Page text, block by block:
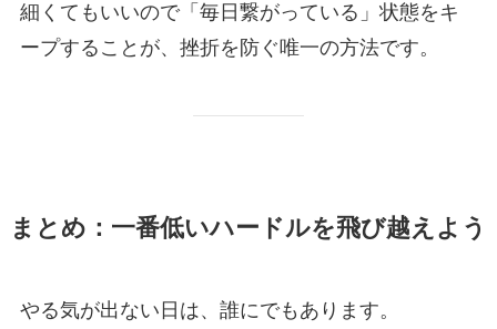
細くてもいいので「毎日繋がっている」状態をキ
ープすることが、挫折を防ぐ唯一の方法です。
まとめ：一番低いハードルを飛び越えよう
やる気が出ない日は、誰にでもあります。